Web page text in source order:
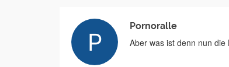
Pornoralle
Aber was ist denn nun